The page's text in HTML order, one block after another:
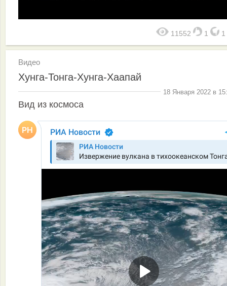
11552 1 1
Видео
Хунга-Тонга-Хунга-Хаапай
18 Января 2022 в
Вид из космоса